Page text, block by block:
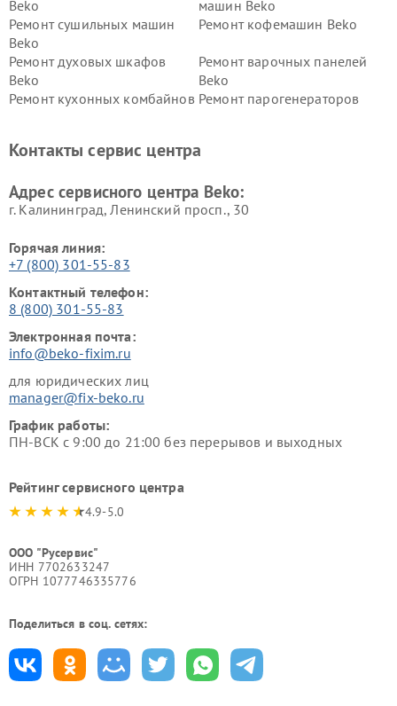
Beko
машин Beko
Ремонт сушильных машин
Beko
Ремонт кофемашин Beko
Ремонт духовых шкафов
Beko
Ремонт варочных панелей
Beko
Ремонт кухонных комбайнов Ремонт парогенераторов
Ремонт холодильников Beko Ремонт морозильных камер
Контакты сервис центра
Адрес сервисного центра Beko:
г. Калининград, Ленинский просп., 30
Горячая линия:
+7 (800) 301-55-83
Контактный телефон:
8 (800) 301-55-83
Электронная почта:
info@beko-fixim.ru
для юридических лиц
manager@fix-beko.ru
График работы:
ПН-ВСК с 9:00 до 21:00 без перерывов и выходных
Рейтинг сервисного центра
4.9-5.0
ООО "Русервис"
ИНН 7702633247
ОГРН 1077746335776
Поделиться в соц. сетях: